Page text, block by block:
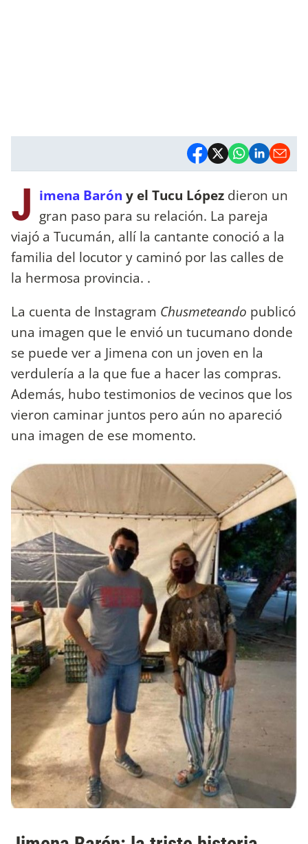
J imena Barón y el Tucu López dieron un
gran paso para su relación. La pareja
viajó a Tucumán, allí la cantante conoció a la
familia del locutor y caminó por las calles de
la hermosa provincia. .
La cuenta de Instagram Chusmeteando publicó
una imagen que le envió un tucumano donde
se puede ver a Jimena con un joven en la
verdulería a la que fue a hacer las compras.
Además, hubo testimonios de vecinos que los
vieron caminar juntos pero aún no apareció
una imagen de ese momento.